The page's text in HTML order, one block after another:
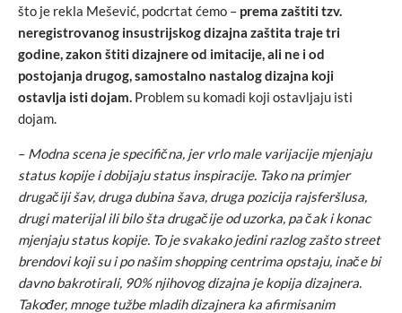
što je rekla Mešević, podcrtat ćemo – prema zaštiti tzv.
neregistrovanog insustrijskog dizajna zaštita traje tri
godine, zakon štiti dizajnere od imitacije, ali ne i od
postojanja drugog, samostalno nastalog dizajna koji
ostavlja isti dojam. Problem su komadi koji ostavljaju isti
dojam.
– Modna scena je specifična, jer vrlo male varijacije mjenjaju
status kopije i dobijaju status inspiracije. Tako na primjer
drugačiji šav, druga dubina šava, druga pozicija rajsferšlusa,
drugi materijal ili bilo šta drugačije od uzorka, pa čak i konac
mjenjaju status kopije. To je svakako jedini razlog zašto street
brendovi koji su i po našim shopping centrima opstaju, inače bi
davno bakrotirali, 90% njihovog dizajna je kopija dizajnera.
Također, mnoge tužbe mladih dizajnera ka afirmisanim